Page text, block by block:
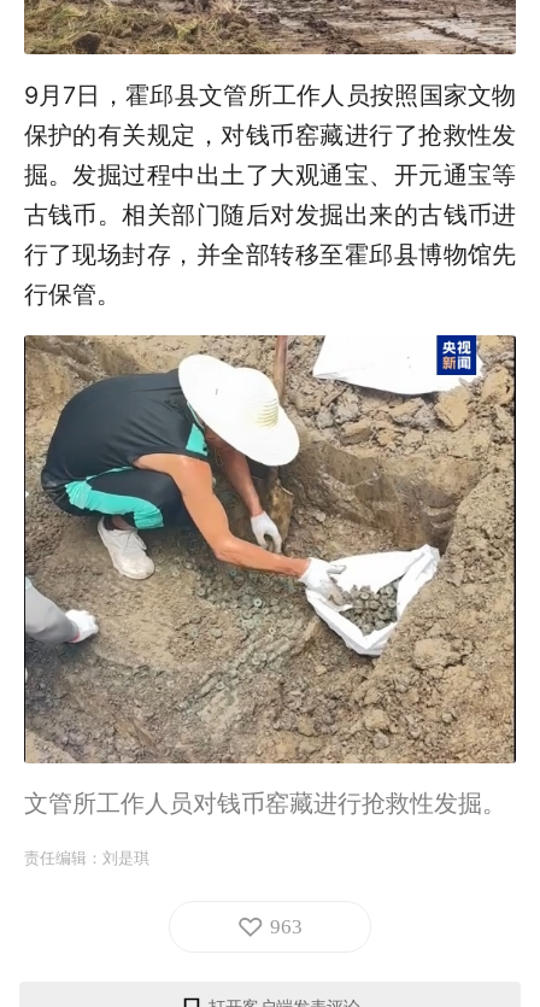
9月7日，霍邱县文管所工作人员按照国家文物
保护的有关规定，对钱币窑藏进行了抢救性发
掘。发掘过程中出土了大观通宝、开元通宝等
古钱币。相关部门随后对发掘出来的古钱币进
行了现场封存，并全部转移至霍邱县博物馆先
行保管。
文管所工作人员对钱币窑藏进行抢救性发掘。
责任编辑： 刘是琪
963